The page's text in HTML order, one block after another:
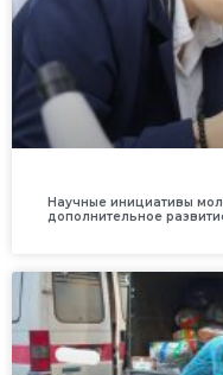
Научные инициативы
дополнительное